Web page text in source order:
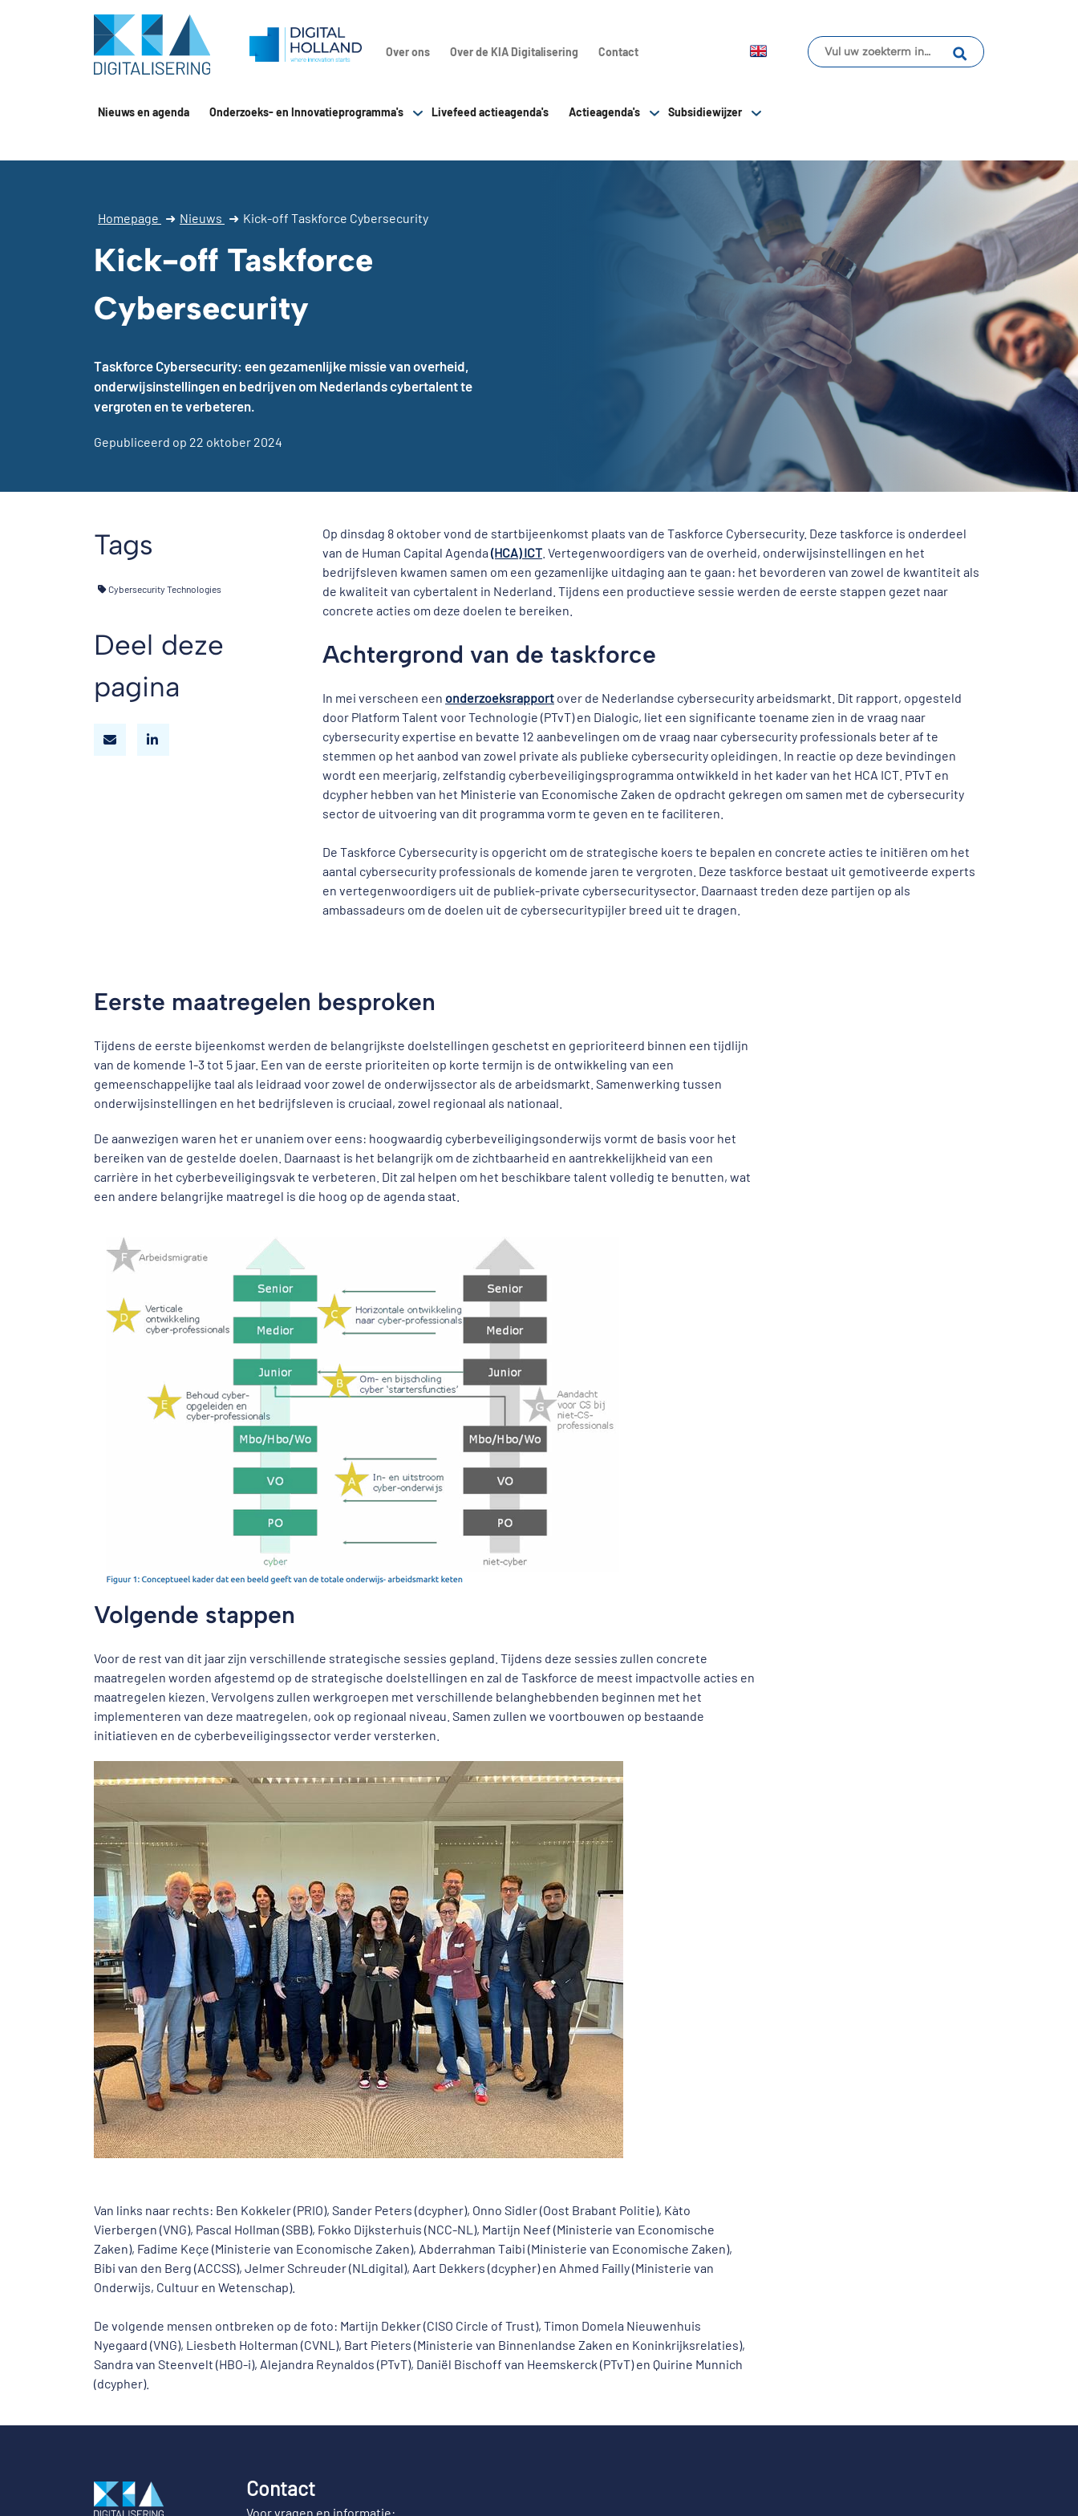
Over ons Over de KIA Digitalisering Contact
Nieuws en agenda Onderzoeks- en Innovatieprogramma's Livefeed actieagenda's Actieagenda's Subsidiewijzer
Homepage ➜ Nieuws ➜ Kick-off Taskforce Cybersecurity
Kick-off Taskforce
Cybersecurity
Taskforce Cybersecurity: een gezamenlijke missie van overheid,
onderwijsinstellingen en bedrijven om Nederlands cybertalent te
vergroten en te verbeteren.
Gepubliceerd op 22 oktober 2024
Tags
Cybersecurity Technologies
Deel deze
pagina
Op dinsdag 8 oktober vond de startbijeenkomst plaats van de Taskforce Cybersecurity. Deze taskforce is onderdeel
van de Human Capital Agenda (HCA) ICT . Vertegenwoordigers van de overheid, onderwijsinstellingen en het
bedrijfsleven kwamen samen om een gezamenlijke uitdaging aan te gaan: het bevorderen van zowel de kwantiteit als
de kwaliteit van cybertalent in Nederland. Tijdens een productieve sessie werden de eerste stappen gezet naar
concrete acties om deze doelen te bereiken.
Achtergrond van de taskforce
In mei verscheen een onderzoeksrapport over de Nederlandse cybersecurity arbeidsmarkt. Dit rapport, opgesteld
door Platform Talent voor Technologie (PTvT) en Dialogic, liet een significante toename zien in de vraag naar
cybersecurity expertise en bevatte 12 aanbevelingen om de vraag naar cybersecurity professionals beter af te
stemmen op het aanbod van zowel private als publieke cybersecurity opleidingen. In reactie op deze bevindingen
wordt een meerjarig, zelfstandig cyberbeveiligingsprogramma ontwikkeld in het kader van het HCA ICT. PTvT en
dcypher hebben van het Ministerie van Economische Zaken de opdracht gekregen om samen met de cybersecurity
sector de uitvoering van dit programma vorm te geven en te faciliteren.
De Taskforce Cybersecurity is opgericht om de strategische koers te bepalen en concrete acties te initiëren om het
aantal cybersecurity professionals de komende jaren te vergroten. Deze taskforce bestaat uit gemotiveerde experts
en vertegenwoordigers uit de publiek-private cybersecuritysector. Daarnaast treden deze partijen op als
ambassadeurs om de doelen uit de cybersecuritypijler breed uit te dragen.
Eerste maatregelen besproken
Tijdens de eerste bijeenkomst werden de belangrijkste doelstellingen geschetst en geprioriteerd binnen een tijdlijn
van de komende 1-3 tot 5 jaar. Een van de eerste prioriteiten op korte termijn is de ontwikkeling van een
gemeenschappelijke taal als leidraad voor zowel de onderwijssector als de arbeidsmarkt. Samenwerking tussen
onderwijsinstellingen en het bedrijfsleven is cruciaal, zowel regionaal als nationaal.
De aanwezigen waren het er unaniem over eens: hoogwaardig cyberbeveiligingsonderwijs vormt de basis voor het
bereiken van de gestelde doelen. Daarnaast is het belangrijk om de zichtbaarheid en aantrekkelijkheid van een
carrière in het cyberbeveiligingsvak te verbeteren. Dit zal helpen om het beschikbare talent volledig te benutten, wat
een andere belangrijke maatregel is die hoog op de agenda staat.
Volgende stappen
Voor de rest van dit jaar zijn verschillende strategische sessies gepland. Tijdens deze sessies zullen concrete
maatregelen worden afgestemd op de strategische doelstellingen en zal de Taskforce de meest impactvolle acties en
maatregelen kiezen. Vervolgens zullen werkgroepen met verschillende belanghebbenden beginnen met het
implementeren van deze maatregelen, ook op regionaal niveau. Samen zullen we voortbouwen op bestaande
initiatieven en de cyberbeveiligingssector verder versterken.
Van links naar rechts: Ben Kokkeler (PRIO), Sander Peters (dcypher), Onno Sidler (Oost Brabant Politie), Kàto
Vierbergen (VNG), Pascal Hollman (SBB), Fokko Dijksterhuis (NCC-NL), Martijn Neef (Ministerie van Economische
Zaken), Fadime Keçe (Ministerie van Economische Zaken), Abderrahman Taibi (Ministerie van Economische Zaken),
Bibi van den Berg (ACCSS), Jelmer Schreuder (NLdigital), Aart Dekkers (dcypher) en Ahmed Failly (Ministerie van
Onderwijs, Cultuur en Wetenschap).
De volgende mensen ontbreken op de foto: Martijn Dekker (CISO Circle of Trust), Timon Domela Nieuwenhuis
Nyegaard (VNG), Liesbeth Holterman (CVNL), Bart Pieters (Ministerie van Binnenlandse Zaken en Koninkrijksrelaties),
Sandra van Steenvelt (HBO-i), Alejandra Reynaldos (PTvT), Daniël Bischoff van Heemskerck (PTvT) en Quirine Munnich
(dcypher).
Contact
Voor vragen en informatie: